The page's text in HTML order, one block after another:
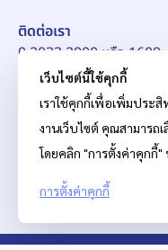
ติดต่อเรา
0 2033 2900 หรือ 1609
อีเมล์:
© สงวนลิขสิทธิ์ บริษัท
เว็บไซต์นี้ใช้คุกกี้
เราใช้คุกกี้เพื่อเพิ่มประ
งานเว็บไซต์ คุณสามารถ
โดยคลิก "การตั้งค่าคุกกี้"
การตั้งค่าคุกกี้